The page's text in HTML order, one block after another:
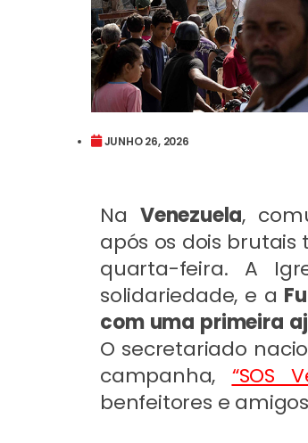
JUNHO 26, 2026
Na Venezuela,
após os dois
quarta-feira. A
solidariedade, e a
com uma primeira
O secretariado
campanha, “SOS
benfeitores e